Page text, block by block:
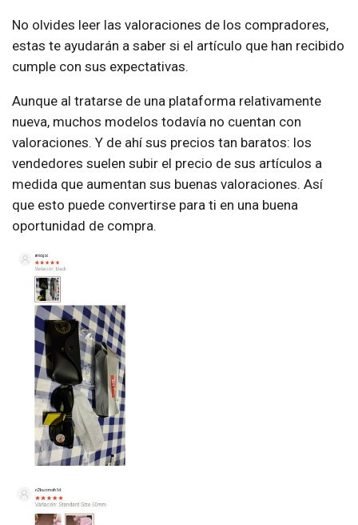
No olvides leer las valoraciones de los compradores,
estas te ayudarán a saber si el artículo que han recibido
cumple con sus expectativas.
Aunque al tratarse de una plataforma relativamente
nueva, muchos modelos todavía no cuentan con
valoraciones. Y de ahí sus precios tan baratos: los
vendedores suelen subir el precio de sus artículos a
medida que aumentan sus buenas valoraciones. Así
que esto puede convertirse para ti en una buena
oportunidad de compra.